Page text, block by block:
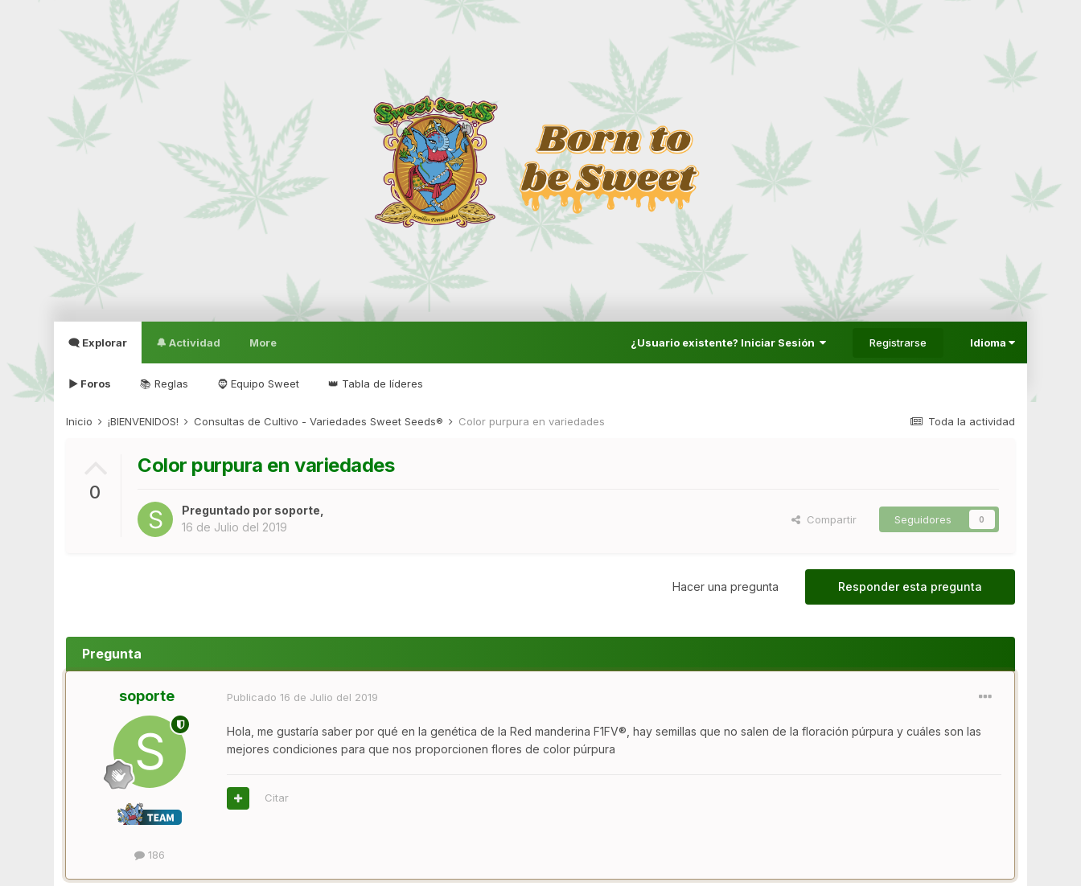
🗨 Explorar
▶ Foros 📚 Reglas 🧔 Equipo Sweet 👑 Tabla de líderes
🔔 Actividad More ¿Usuario existente? Iniciar Sesión Registrarse Idioma
Toda la actividad
Inicio ¡BIENVENIDOS! Consultas de Cultivo - Variedades Sweet Seeds® Color purpura en variedades
0
Color purpura en variedades
Preguntado por soporte
16 de Julio del 2019
Compartir Seguidores 0
Responder esta pregunta
Hacer una pregunta
Pregunta
soporte
186
Publicado16 de Julio del 2019
Hola, me gustaría saber por qué en la genética de la Red manderina F1FV®, hay semillas que no salen de la floración púrpura y cuáles son las
mejores condiciones para que nos proporcionen flores de color púrpura
Citar